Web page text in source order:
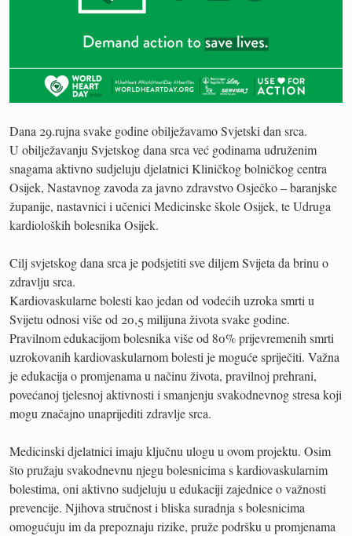
Dana 29.rujna svake godine obilježavamo Svjetski dan srca.
U obilježavanju Svjetskog dana srca već godinama udruženim
snagama aktivno sudjeluju djelatnici Kliničkog bolničkog centra
Osijek, Nastavnog zavoda za javno zdravstvo Osječko – baranjske
županije, nastavnici i učenici Medicinske škole Osijek, te Udruga
kardioloških bolesnika Osijek.
Cilj svjetskog dana srca je podsjetiti sve diljem Svijeta da brinu o
zdravlju srca.
Kardiovaskularne bolesti kao jedan od vodećih uzroka smrti u
Svijetu odnosi više od 20,5 milijuna života svake godine.
Pravilnom edukacijom bolesnika više od 80% prijevremenih smrti
uzrokovanih kardiovaskularnom bolesti je moguće spriječiti. Važna
je edukacija o promjenama u načinu života, pravilnoj prehrani,
povećanoj tjelesnoj aktivnosti i smanjenju svakodnevnog stresa koji
mogu značajno unaprijediti zdravlje srca.
Medicinski djelatnici imaju ključnu ulogu u ovom projektu. Osim
što pružaju svakodnevnu njegu bolesnicima s kardiovaskularnim
bolestima, oni aktivno sudjeluju u edukaciji zajednice o važnosti
prevencije. Njihova stručnost i bliska suradnja s bolesnicima
omogućuju im da prepoznaju rizike, pruže podršku u promjenama